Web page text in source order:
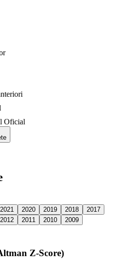
Oficial
2021 2020 2019 2018
2017
2012 2011 2010 2009
Z-Score)